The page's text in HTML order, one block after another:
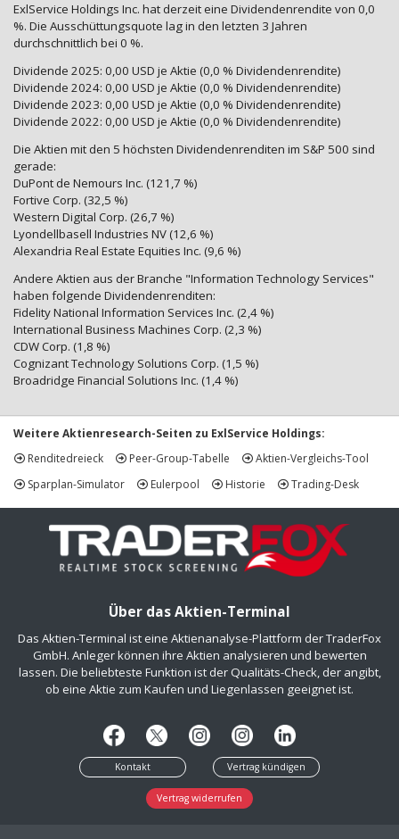
ExlService Holdings Inc. hat derzeit eine Dividendenrendite von 0,0
%. Die Ausschüttungsquote lag in den letzten 3 Jahren
durchschnittlich bei 0 %.
Dividende 2025: 0,00 USD je Aktie (0,0 % Dividendenrendite)
Dividende 2024: 0,00 USD je Aktie (0,0 % Dividendenrendite)
Dividende 2023: 0,00 USD je Aktie (0,0 % Dividendenrendite)
Dividende 2022: 0,00 USD je Aktie (0,0 % Dividendenrendite)
Die Aktien mit den 5 höchsten Dividendenrenditen im S&P 500 sind
gerade:
DuPont de Nemours Inc. (121,7 %)
Fortive Corp. (32,5 %)
Western Digital Corp. (26,7 %)
Lyondellbasell Industries NV (12,6 %)
Alexandria Real Estate Equities Inc. (9,6 %)
Andere Aktien aus der Branche "Information Technology Services"
haben folgende Dividendenrenditen:
Fidelity National Information Services Inc. (2,4 %)
International Business Machines Corp. (2,3 %)
CDW Corp. (1,8 %)
Cognizant Technology Solutions Corp. (1,5 %)
Broadridge Financial Solutions Inc. (1,4 %)
Weitere Aktienresearch-Seiten zu ExlService Holdings:
Renditedreieck
Peer-Group-Tabelle
Aktien-Vergleichs-Tool
Sparplan-Simulator
Eulerpool Historie Trading-Desk
Über das Aktien-Terminal
Das Aktien-Terminal ist eine Aktienanalyse-Plattform der TraderFox
GmbH. Anleger können ihre Aktien analysieren und bewerten
lassen. Die beliebteste Funktion ist der Qualitäts-Check, der angibt,
ob eine Aktie zum Kaufen und Liegenlassen geeignet ist.
Kontakt Vertrag kündigen
Vertrag widerrufen